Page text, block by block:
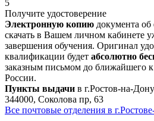
5
Получите удостоверение
Электронную копию документа
скачать в Вашем личном кабинете
завершения обучения. Оригинал
квалификации будет абсолютно
заказным письмом до ближайшего
России.
Пункты выдачи в г.Ростов-на-
344000, Соколова пр, 63
Все почтовые отделения в